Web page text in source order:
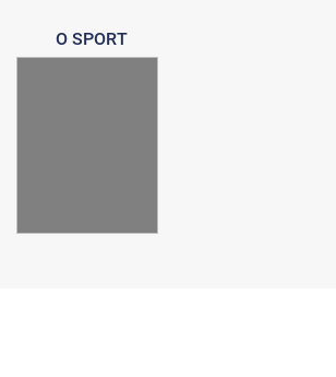
O SPORT